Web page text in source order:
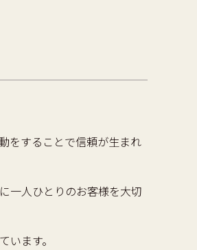
をすることで信頼が生まれ
一人ひとりのお客様を大切
ます。